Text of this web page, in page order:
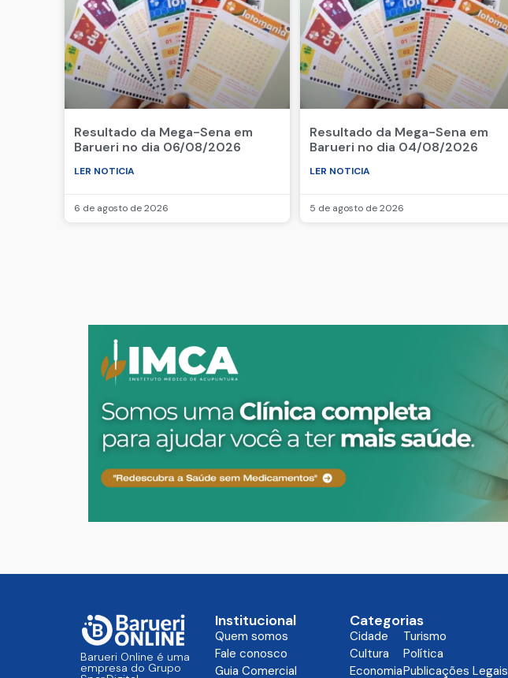
Resultado da Mega-Sena em
Barueri no dia 06/08/2026
LER NOTICIA
6 de agosto de 2026
Resultado da Mega-Sena em
Barueri no dia 04/08/2026
LER NOTICIA
5 de agosto de 2026
Barueri Online é uma
empresa do Grupo
Institucional
Quem somos
Fale conosco
Guia Comercial
Categorias
Cidade
Cultura
Economia
Turismo
Política
Publicações Legais